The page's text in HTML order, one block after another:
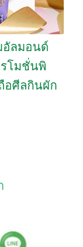
อัลมอนด์
โมชั่นพิ
อศีลกินผัก